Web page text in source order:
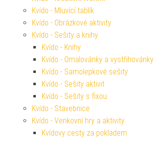
Kvído - Mluvící tablík
Kvído - Obrázkové aktivity
Kvído - Sešity a knihy
Kvído - Knihy
Kvído - Omalovánky a vystřihovánky
Kvído - Samolepkové sešity
Kvído - Sešity aktivit
Kvído - Sešity s fixou
Kvído - Stavebnice
Kvído - Venkovní hry a aktivity
Kvídovy cesty za pokladem